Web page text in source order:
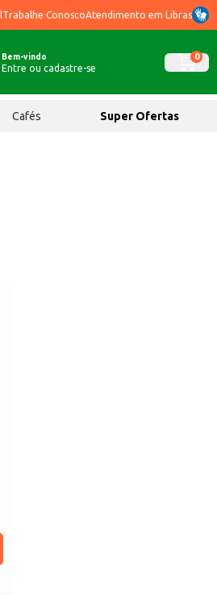
Trabalhe ConoscoAtendimento em Libras
Bem-vindo
Entre ou cadastre-se
0
Cafés Super Ofertas